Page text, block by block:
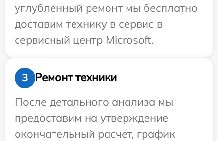
углубленный ремонт мы бесплатно
доставим технику в сервис в
сервисный центр Microsoft.
3
Ремонт техники
После детального анализа мы
предоставим на утверждение
окончательный расчет, график